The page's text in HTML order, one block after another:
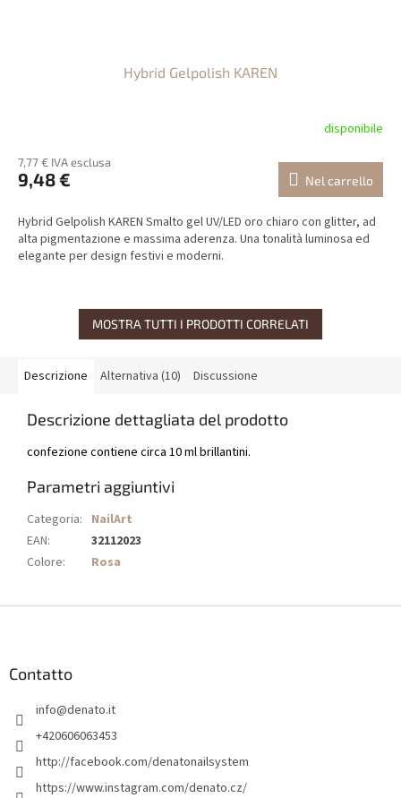
Hybrid Gelpolish KAREN
disponibile
7,77 € IVA esclusa
9,48 € Nel carrello
Hybrid Gelpolish KAREN Smalto gel UV/LED oro chiaro con glitter, ad
alta pigmentazione e massima aderenza. Una tonalità luminosa ed
elegante per design festivi e moderni.
MOSTRA TUTTI I PRODOTTI CORRELATI
Descrizione Alternativa (10) Discussione
Descrizione dettagliata del prodotto
confezione contiene circa 10 ml brillantini.
Parametri aggiuntivi
Categoria: NailArt
EAN:
32112023
Colore: Rosa
Contatto
info@denato.it
+420606063453
http://facebook.com/denatonailsystem
https://www.instagram.com/denato.cz/